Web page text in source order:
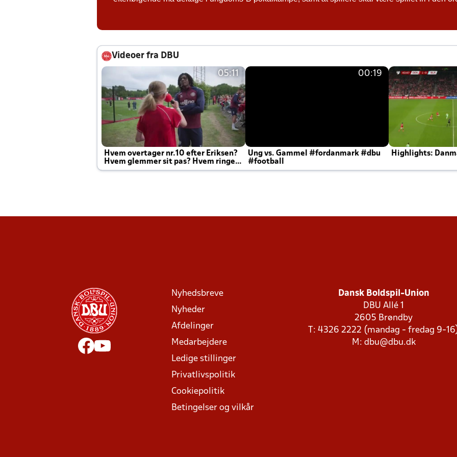
Videoer fra DBU
05:11
Hvem overtager nr.10 efter Eriksen?
Hvem glemmer sit pas? Hvem ringer
Joachim altid til efter kampe?
00:19
Ung vs. Gammel #fordanmark #dbu
#football
Highlights:
Nyhedsbreve
Nyheder
Afdelinger
Medarbejdere
Ledige stillinger
Privatlivspolitik
Cookiepolitik
Betingelser og vilkår
Dansk Boldspil-Union
DBU Allé 1
2605 Brøndby
T: 4326 2222 (mandag - fredag 9-
M: dbu@dbu.dk